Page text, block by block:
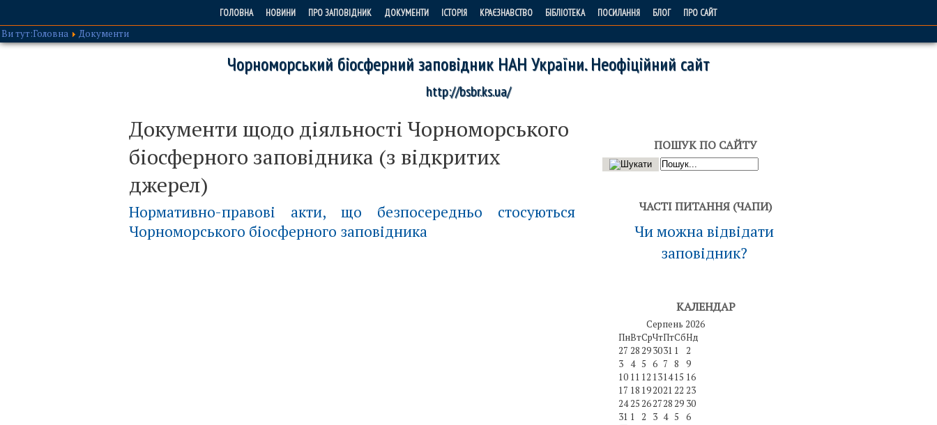
ГОЛОВНА НОВИНИ ПРО ЗАПОВІДНИК ДОКУМЕНТИ ІСТОРІЯ КРАЄЗНАВСТВО БІБЛІОТЕКА ПОСИЛАННЯ БЛОГ ПРО САЙТ
Ви тут:Головна Документи
Чорноморський біосферний заповідник НАН України. Неофіційний сайт
http://bsbr.ks.ua/
Документи щодо діяльності Чорноморського
біосферного заповідника (з відкритих
джерел)
Нормативно-правові акти, що безпосередньо стосуються
Чорноморського біосферного заповідника
ПОШУК ПО САЙТУ
ЧАСТІ ПИТАННЯ (ЧАПИ)
Чи можна відвідати
заповідник?
КАЛЕНДАР
Серпень 2026
ПнВтСрЧтПтСбНд
27 28 293031 1
2
3
4 5 6 7 8
9
10 11 12 131415 16
17 18 192021 22 23
24 25 262728 29 30
31 1 2 3 4 5 6